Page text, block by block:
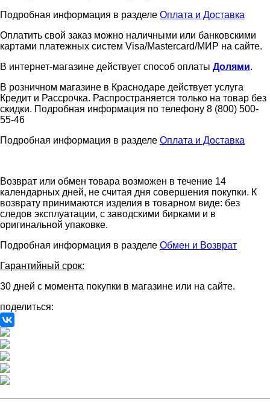
Подробная информация в разделе Оплата и Доставка
Оплатить свой заказ можно наличными или банковскими
картами платежных систем Visa/Mastercard/МИР на сайте.
В интернет-магазине действует способ оплаты Долями.
В розничном магазине в Краснодаре действует услуга
Кредит и Рассрочка. Распространяется только на товар без
скидки. Подробная информация по телефону 8 (800) 500-
55-46
Подробная информация в разделе Оплата и Доставка
Возврат или обмен товара возможен в течение 14
календарных дней, не считая дня совершения покупки. К
возврату принимаются изделия в товарном виде: без
следов эксплуатации, с заводскими бирками и в
оригинальной упаковке.
Подробная информация в разделе Обмен и Возврат
Гарантийный срок:
30 дней с момента покупки в магазине или на сайте.
поделиться: